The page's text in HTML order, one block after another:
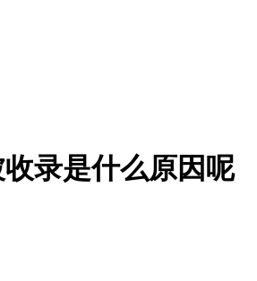
录是什么原因呢